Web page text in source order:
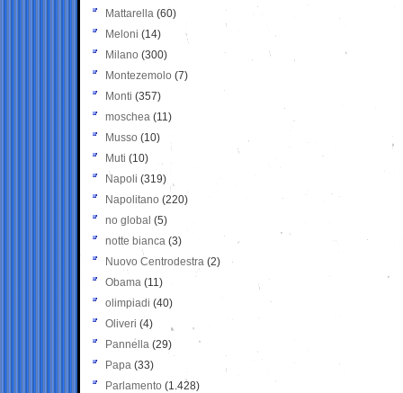
Mattarella (60)
Meloni (14)
Milano (300)
Montezemolo (7)
Monti (357)
moschea (11)
Musso (10)
Muti (10)
Napoli (319)
Napolitano (220)
no global (5)
notte bianca (3)
Nuovo Centrodestra (2)
Obama (11)
olimpiadi (40)
Oliveri (4)
Pannella (29)
Papa (33)
Parlamento (1.428)